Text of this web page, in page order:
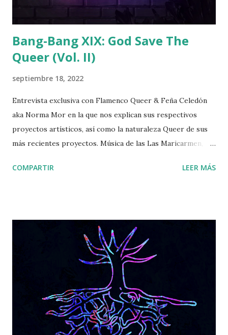
Bang-Bang XIX: God Save The
Queer (Vol. II)
septiembre 18, 2022
Entrevista exclusiva con Flamenco Queer & Feña Celedón
aka Norma Mor en la que nos explican sus respectivos
proyectos artísticos, así como la naturaleza Queer de sus
más recientes proyectos. Música de las Las Maricarmen,
Antillano y un gran elenco musical. Producción y locución:
Ràdio Fabra de la Fàbrica de Creació Fabra i Coats
COMPARTIR LEER MÁS